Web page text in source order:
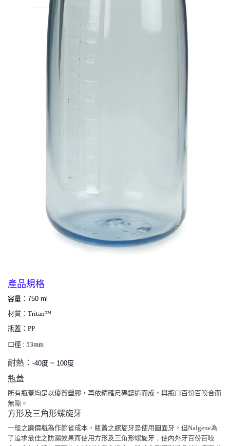
產品規格
容量： 750 ml
材質： Tritan™
瓶蓋：PP
口徑 : 53mm
耐熱： -40度 ~ 100度
瓶蓋
所有瓶蓋均是以優質塑膠，再依精確尺碼鑄造而成，與瓶口百份百咬合而
無隙。
方形及三角形螺旋牙
一般之廉價瓶為作節省成本，瓶蓋之螺旋牙是使用圓面牙，但Nalgene為
了追求最佳之防漏效果而使用方形及三角形螺旋牙，使內外牙百份百咬